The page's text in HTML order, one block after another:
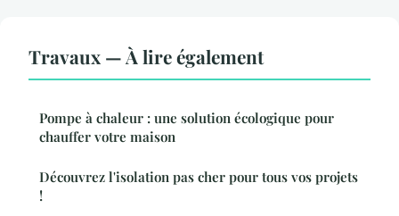
Travaux — À lire également
Pompe à chaleur : une solution écologique pour
chauffer votre maison
Découvrez l'isolation pas cher pour tous vos projets
!